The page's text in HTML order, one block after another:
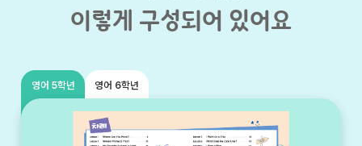
이렇게 구성되어 있어요
영어 5학년 영어 6학년